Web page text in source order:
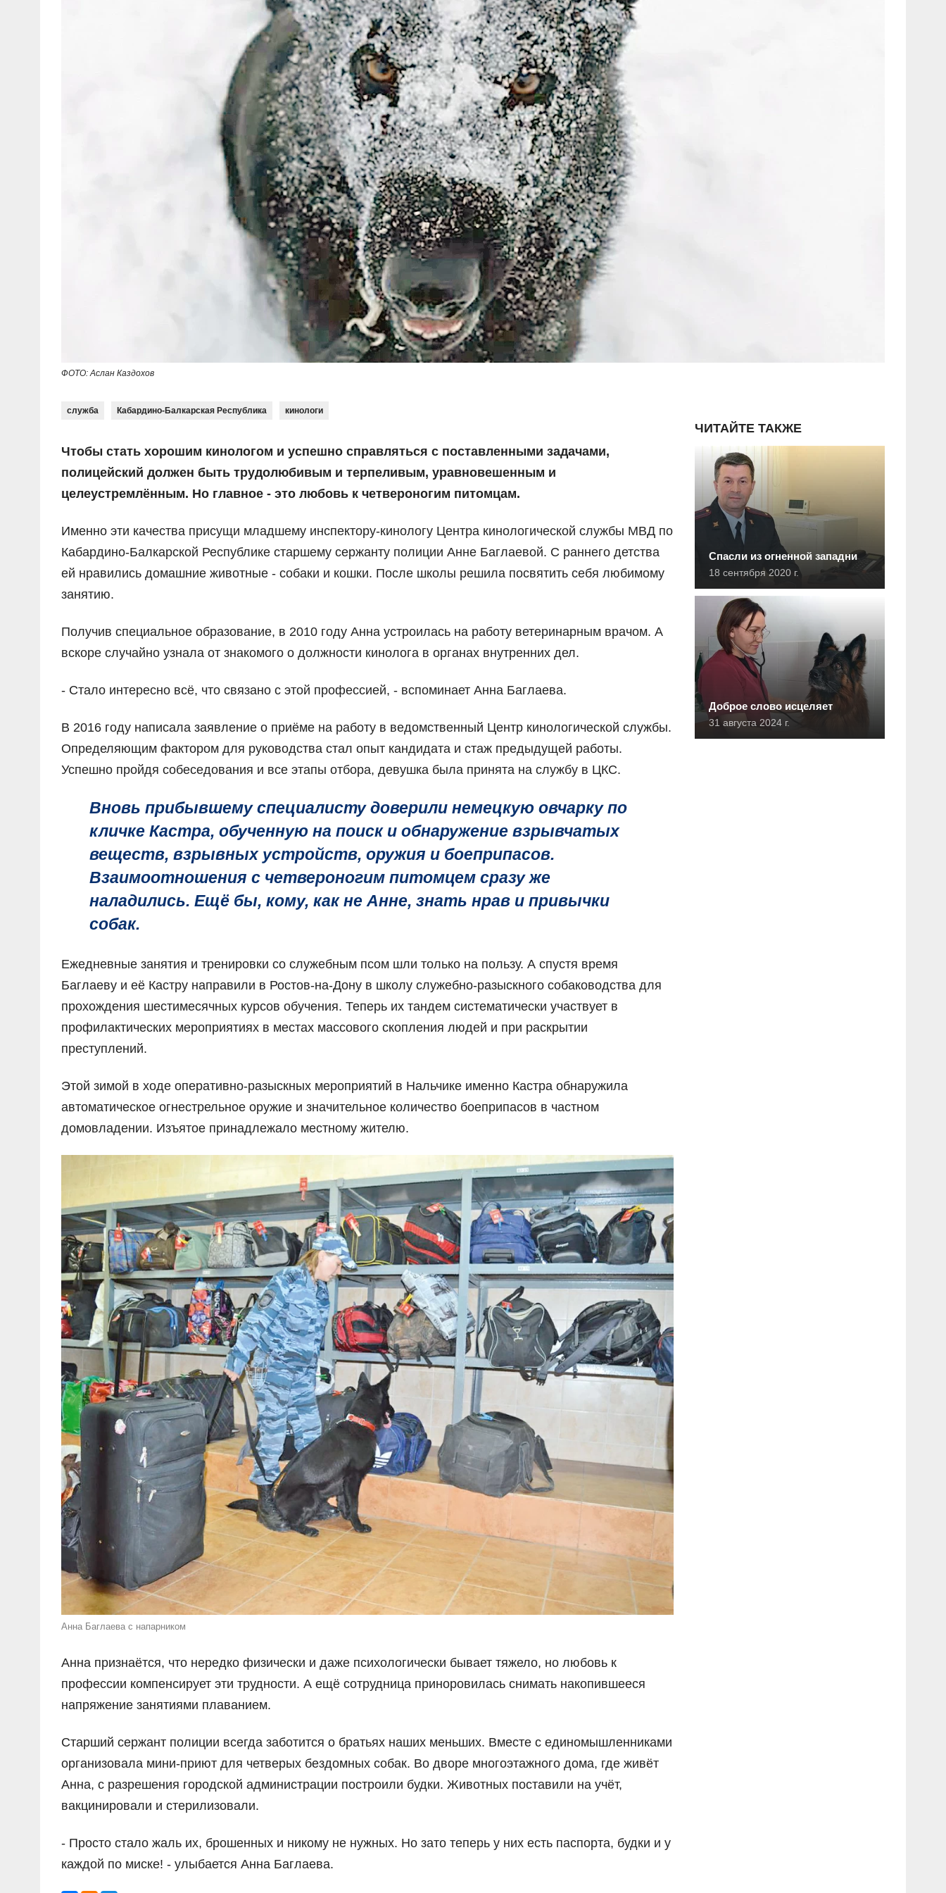
ФОТО: Аслан Каздохов
служба Кабардино-Балкарская Республика кинологи
Чтобы стать хорошим кинологом и успешно справляться с поставленными задачами,
полицейский должен быть трудолюбивым и терпеливым, уравновешенным и
целеустремлённым. Но главное - это любовь к четвероногим питомцам.
Именно эти качества присущи младшему инспектору-кинологу Центра кинологической службы МВД по
Кабардино-Балкарской Республике старшему сержанту полиции Анне Баглаевой. С раннего детства
ей нравились домашние животные - собаки и кошки. После школы решила посвятить себя любимому
занятию.
Получив специальное образование, в 2010 году Анна устроилась на работу ветеринарным врачом. А
вскоре случайно узнала от знакомого о должности кинолога в органах внутренних дел.
- Стало интересно всё, что связано с этой профессией, - вспоминает Анна Баглаева.
В 2016 году написала заявление о приёме на работу в ведомственный Центр кинологической службы.
Определяющим фактором для руководства стал опыт кандидата и стаж предыдущей работы.
Успешно пройдя собеседования и все этапы отбора, девушка была принята на службу в ЦКС.
Вновь прибывшему специалисту доверили немецкую овчарку по
кличке Кастра, обученную на поиск и обнаружение взрывчатых
веществ, взрывных устройств, оружия и боеприпасов.
Взаимоотношения с четвероногим питомцем сразу же
наладились. Ещё бы, кому, как не Анне, знать нрав и привычки
собак.
Ежедневные занятия и тренировки со служебным псом шли только на пользу. А спустя время
Баглаеву и её Кастру направили в Ростов-на-Дону в школу служебно-разыскного собаководства для
прохождения шестимесячных курсов обучения. Теперь их тандем систематически участвует в
профилактических мероприятиях в местах массового скопления людей и при раскрытии
преступлений.
Этой зимой в ходе оперативно-разыскных мероприятий в Нальчике именно Кастра обнаружила
автоматическое огнестрельное оружие и значительное количество боеприпасов в частном
домовладении. Изъятое принадлежало местному жителю.
Анна Баглаева с напарником
Анна признаётся, что нередко физически и даже психологически бывает тяжело, но любовь к
профессии компенсирует эти трудности. А ещё сотрудница приноровилась снимать накопившееся
напряжение занятиями плаванием.
Старший сержант полиции всегда заботится о братьях наших меньших. Вместе с единомышленниками
организовала мини-приют для четверых бездомных собак. Во дворе многоэтажного дома, где живёт
Анна, с разрешения городской администрации построили будки. Животных поставили на учёт,
вакцинировали и стерилизовали.
- Просто стало жаль их, брошенных и никому не нужных. Но зато теперь у них есть паспорта, будки и у
каждой по миске! - улыбается Анна Баглаева.
ЧИТАЙТЕ ТАКЖЕ
Спасли из огненной западни
18 сентября 2020 г.
Доброе слово исцеляет
31 августа 2024 г.